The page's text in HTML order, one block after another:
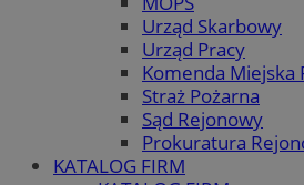
Urząd Skarbowy
Urząd Pracy
Komenda Miejska
Straż Pożarna
Sąd Rejonowy
Prokuratura
KATALOG FIRM